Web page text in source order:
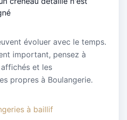
évoluer avec le temps.
important, pensez à
et les
propres à Boulangerie.
à baillif